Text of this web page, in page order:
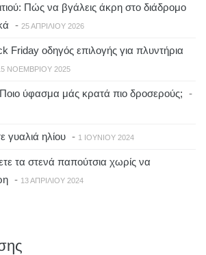
Πώς να βγάλεις άκρη στο διάδρομο
- 25 ΑΠΡΙΛΊΟΥ 2026
Friday οδηγός επιλογής για πλυντήρια
ΝΟΕΜΒΡΊΟΥ 2025
ύφασμα μάς κρατά πιο δροσερούς; -
γυαλιά ηλίου - 1 ΙΟΥΝΊΟΥ 2024
τα στενά παπούτσια χωρίς να
- 13 ΑΠΡΙΛΊΟΥ 2024